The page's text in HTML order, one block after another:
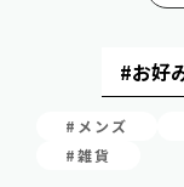
#メンズ
#雑貨